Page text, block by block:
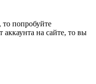
то попробуйте
аккаунта на сайте, то вы